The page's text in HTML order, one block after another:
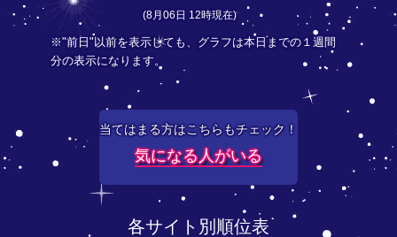
(8月06日 12時現在)
※"前日"以前を表示しても、グラフは本日までの１週間
分の表示になります。
当てはまる方はこちらもチェック！
気になる人がいる
各サイト別順位表